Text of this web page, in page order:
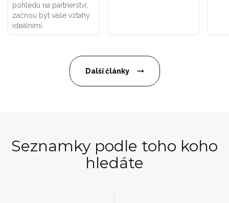
pohledu na partnerství,
začnou být vaše vztahy
ideálními.
Další články
Seznamky podle toho koho
hledáte